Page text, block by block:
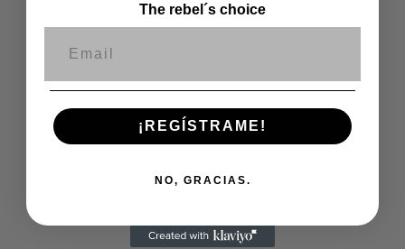
The rebel´s choice
¡REGÍSTRAME!
NO, GRACIAS.